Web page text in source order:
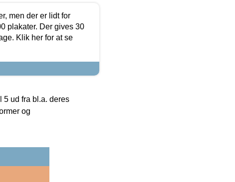
men der er lidt for
plakater. Der gives 30
Klik her for at se
5 ud fra bl.a. deres
og